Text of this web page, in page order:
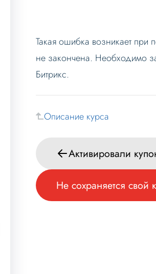
Такая ошибка возникает при
не закончена. Необходимо
Битрикс.
Описание курса
Активировали
Не сохраняется свой